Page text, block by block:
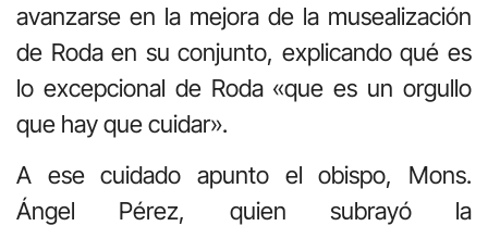
avanzarse en la mejora de la musealización
de Roda en su conjunto, explicando qué es
lo excepcional de Roda «que es un orgullo
que hay que cuidar».
A ese cuidado apunto el obispo, Mons.
Ángel Pérez, quien subrayó la